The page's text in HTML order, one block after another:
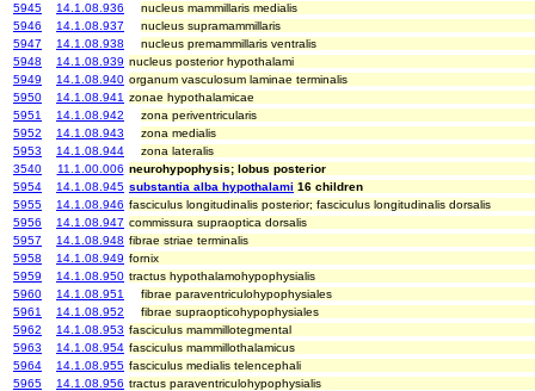
5945
14.1.08.936
nucleus mammillaris medialis
5946
14.1.08.937
nucleus supramammillaris
5947
14.1.08.938
nucleus premammillaris ventralis
5948
14.1.08.939 nucleus posterior hypothalami
5949
14.1.08.940 organum vasculosum laminae terminalis
5950
14.1.08.941 zonae hypothalamicae
5951
14.1.08.942
zona periventricularis
5952
14.1.08.943
zona medialis
5953
14.1.08.944
zona lateralis
3540
11.1.00.006 neurohypophysis; lobus posterior
5954
14.1.08.945 substantia alba hypothalami 16 children
5955
14.1.08.946 fasciculus longitudinalis posterior; fasciculus longitudinalis dorsalis
5956
14.1.08.947 commissura supraoptica dorsalis
5957
14.1.08.948 fibrae striae terminalis
5958
14.1.08.949 fornix
5959
14.1.08.950 tractus hypothalamohypophysialis
5960
14.1.08.951
fibrae paraventriculohypophysiales
5961
14.1.08.952
fibrae supraopticohypophysiales
5962
14.1.08.953 fasciculus mammillotegmental
5963
14.1.08.954 fasciculus mammillothalamicus
5964
14.1.08.955 fasciculus medialis telencephali
5965
14.1.08.956 tractus paraventriculohypophysialis